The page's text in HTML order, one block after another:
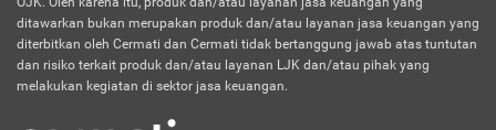
ditawarkan bukan merupakan produk dan/atau layanan jasa keuangan yang
diterbitkan oleh Cermati dan Cermati tidak bertanggung jawab atas tuntutan
dan risiko terkait produk dan/atau layanan LJK dan/atau pihak yang
melakukan kegiatan di sektor jasa keuangan.